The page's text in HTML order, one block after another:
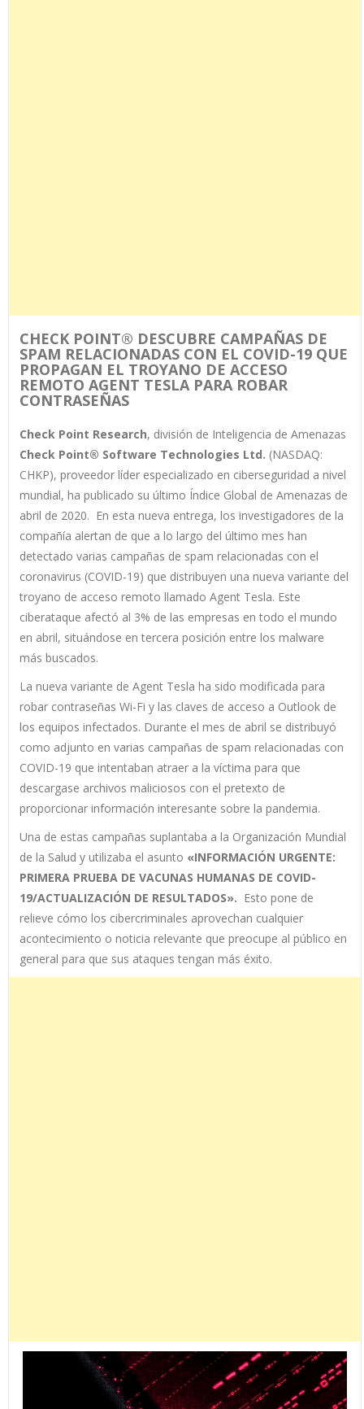
CHECK POINT® DESCUBRE CAMPAÑAS DE
SPAM RELACIONADAS CON EL COVID-19 QUE
PROPAGAN EL TROYANO DE ACCESO
REMOTO AGENT TESLA PARA ROBAR
CONTRASEÑAS
Check Point Research, división de Inteligencia de Amenazas
Check Point® Software Technologies Ltd. (NASDAQ:
CHKP), proveedor líder especializado en ciberseguridad a nivel
mundial, ha publicado su último Índice Global de Amenazas de
abril de 2020. En esta nueva entrega, los investigadores de la
compañía alertan de que a lo largo del último mes han
detectado varias campañas de spam relacionadas con el
coronavirus (COVID-19) que distribuyen una nueva variante del
troyano de acceso remoto llamado Agent Tesla. Este
ciberataque afectó al 3% de las empresas en todo el mundo
en abril, situándose en tercera posición entre los malware
más buscados.
La nueva variante de Agent Tesla ha sido modificada para
robar contraseñas Wi-Fi y las claves de acceso a Outlook de
los equipos infectados. Durante el mes de abril se distribuyó
como adjunto en varias campañas de spam relacionadas con
COVID-19 que intentaban atraer a la víctima para que
descargase archivos maliciosos con el pretexto de
proporcionar información interesante sobre la pandemia.
Una de estas campañas suplantaba a la Organización Mundial
de la Salud y utilizaba el asunto «INFORMACIÓN URGENTE:
PRIMERA PRUEBA DE VACUNAS HUMANAS DE COVID-
19/ACTUALIZACIÓN DE RESULTADOS». Esto pone de
relieve cómo los cibercriminales aprovechan cualquier
acontecimiento o noticia relevante que preocupe al público en
general para que sus ataques tengan más éxito.